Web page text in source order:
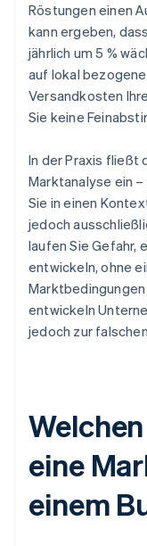
Röstungen einen
kann ergeben,
jährlich um 5 %
auf lokal
Versandkosten
Sie keine
In der Praxis fließt
Marktanalyse ein
Sie in einen
jedoch
laufen Sie Gefahr,
entwickeln, ohne
entwickeln
jedoch zur
eine
einem